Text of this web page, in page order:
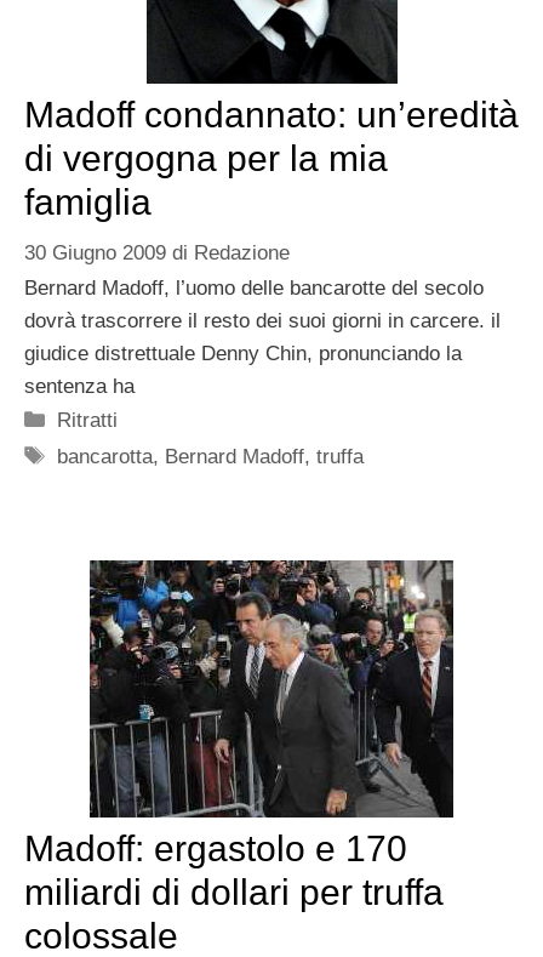
Madoff condannato: un’eredità
di vergogna per la mia
famiglia
30 Giugno 2009 di Redazione
Bernard Madoff, l’uomo delle bancarotte del secolo
dovrà trascorrere il resto dei suoi giorni in carcere. il
giudice distrettuale Denny Chin, pronunciando la
sentenza ha
Categorie
Ritratti
Tag
bancarotta, Bernard Madoff,truffa
Madoff: ergastolo e 170
miliardi di dollari per truffa
colossale